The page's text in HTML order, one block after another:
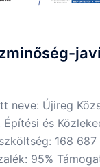
neve: Újireg
és
168 687
95%